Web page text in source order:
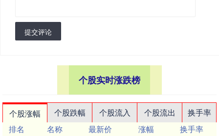
提交评论
个股实时涨跌榜
个股涨幅 个股跌幅 个股流入 个股流出
换手率
排名
名称 最新价 涨幅
换手率